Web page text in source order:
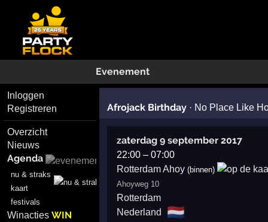
Evenement
Inloggen
Registreren
Overzicht
Nieuws
Agenda
nu & straks
kaart
festivals
WinactiesWIN
Afrojack Birthday· No Place Like
zaterdag 9 september 2017
22:00– 07:00
Rotterdam Ahoy (binnen)
Ahoyweg 10
Rotterdam
Nederland
🇳🇱